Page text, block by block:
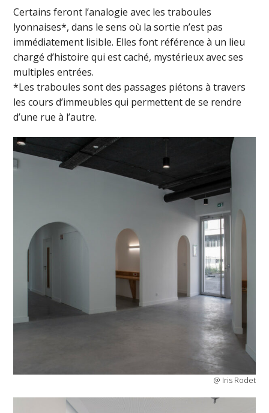
Certains feront l’analogie avec les traboules
lyonnaises*, dans le sens où la sortie n’est pas
immédiatement lisible. Elles font référence à un lieu
chargé d’histoire qui est caché, mystérieux avec ses
multiples entrées.
*Les traboules sont des passages piétons à travers
les cours d’immeubles qui permettent de se rendre
d’une rue à l’autre.
@ Iris Rodet